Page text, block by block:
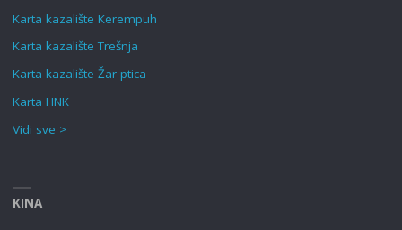
Karta kazalište Kerempuh
Karta kazalište Trešnja
Karta kazalište Žar ptica
Karta HNK
Vidi sve >
KINA